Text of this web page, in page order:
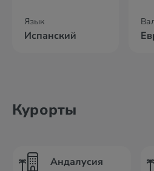
Язык
Испанский
Курорты
Андалусия